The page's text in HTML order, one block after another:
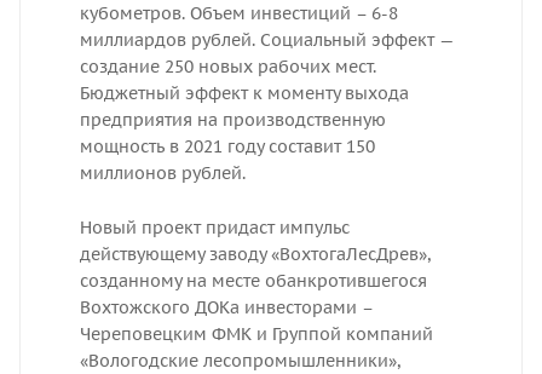
кубометров. Объем инвестиций – 6-8
миллиардов рублей. Социальный эффект —
создание 250 новых рабочих мест.
Бюджетный эффект к моменту выхода
предприятия на производственную
мощность в 2021 году составит 150
миллионов рублей.
Новый проект придаст импульс
действующему заводу «ВохтогаЛесДрев»,
созданному на месте обанкротившегося
Вохтожского ДОКа инвесторами –
Череповецким ФМК и Группой компаний
«Вологодские лесопромышленники»,